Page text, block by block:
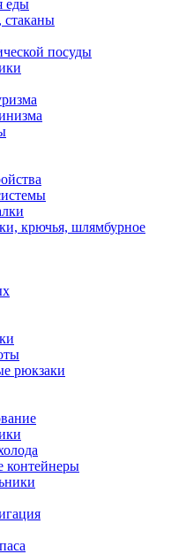
еды
посуды
крючья, шлямбурное
рюкзаки
контейнеры